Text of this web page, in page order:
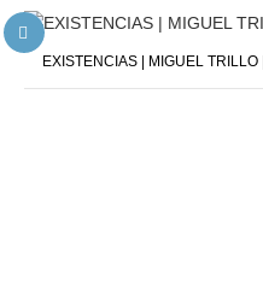
EXISTENCIAS | MIGUEL